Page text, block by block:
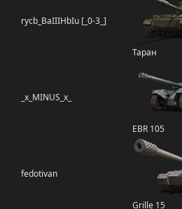
rycb_BaIIIHbIu [_0-3_]
Таран
_x_MINUS_x_
EBR 105
fedotivan
Grille 15